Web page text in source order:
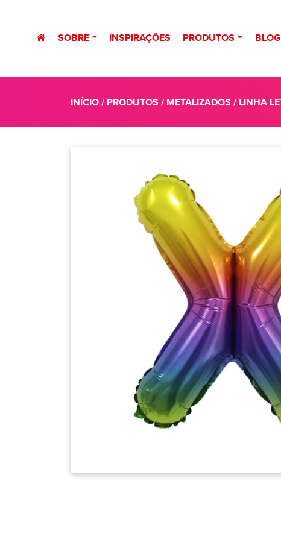
SOBRE INSPIRAÇÕES PRODUTOS BLOG
INÍCIO/ PRODUTOS / METALIZADOS / LINHA